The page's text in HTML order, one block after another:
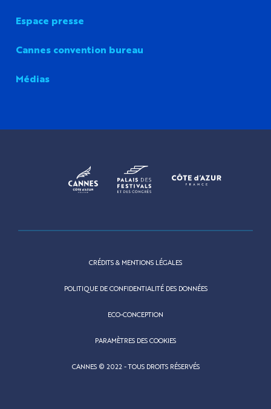
Espace presse
Cannes convention bureau
Médias
CRÉDITS & MENTIONS LÉGALES
POLITIQUE DE CONFIDENTIALITÉ DES DONNÉES
ECO-CONCEPTION
PARAMÈTRES DES COOKIES
CANNES © 2022 - TOUS DROITS RÉSERVÉS